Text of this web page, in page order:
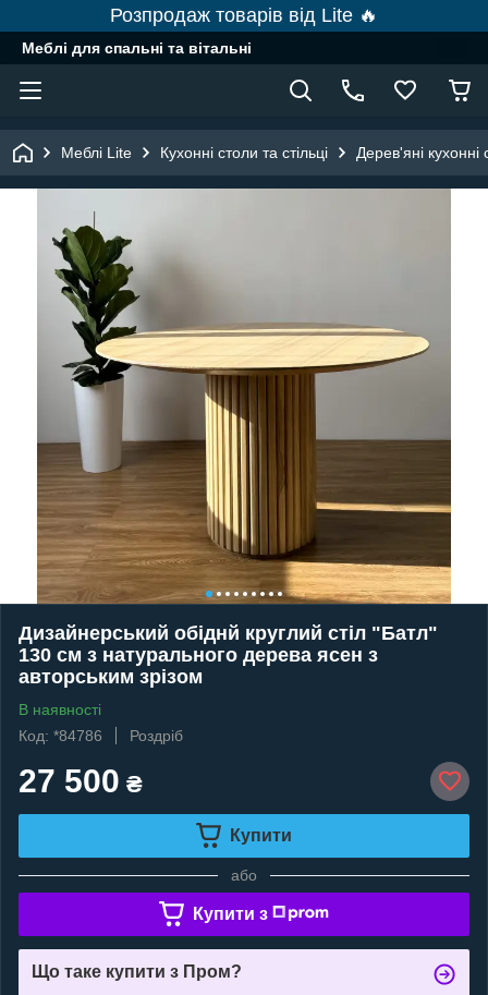
Розпродаж товарів від Lite 🔥
Меблі для спальні та вітальні
Меблі Lite Кухонні столи та стільці Дерев'яні кухонні
Дизайнерський обіднй круглий стіл "Батл"
130 см з натурального дерева ясен з
авторським зрізом
В наявності
Код: *84786
Роздріб
27 500 ₴
Купити
або
Купити з
Що таке купити з Пром?